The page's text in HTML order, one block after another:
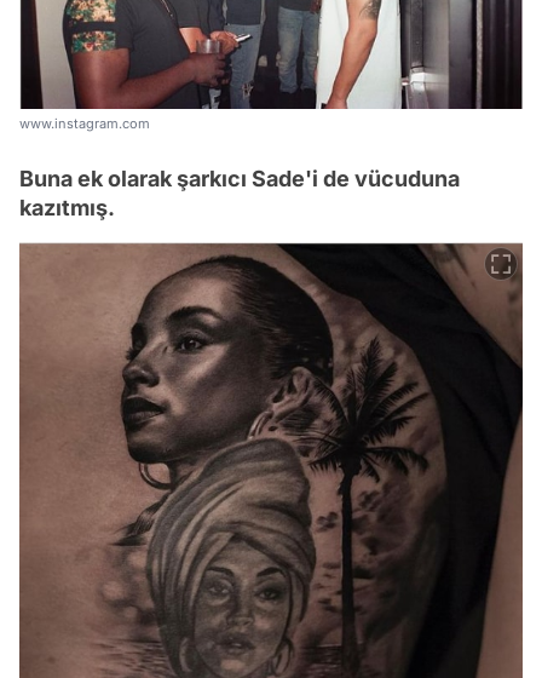
www.instagram.com
Buna ek olarak şarkıcı Sade'i de vücuduna
kazıtmış.